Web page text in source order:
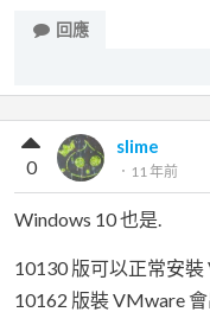
回應
slime
． 11 年前
0
Windows 10 也是.
10130 版可以正常安
10162 版裝 VMware